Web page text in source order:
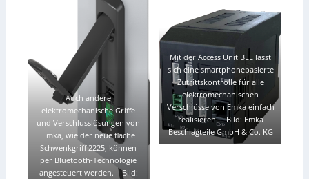
Auch andere
elektromechanische Griffe
und Verschlusslösungen von
Emka, wie der neue flache
Schwenkgriff 2225, können
per Bluetooth-Technologie
angesteuert werden. –Bild:
Mit der Access Unit BLE lässt
sich eine smartphonebasierte
Zutrittskontrolle für alle
elektromechanischen
Verschlüsse von Emka einfach
realisieren.–Bild: Emka
Beschlagteile GmbH & Co. KG